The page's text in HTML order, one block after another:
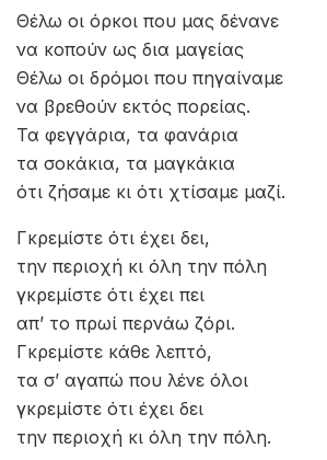
Θέλω οι όρκοι που μας δένανε
να κοπούν ως δια μαγείας
Θέλω οι δρόμοι που πηγαίναμε
να βρεθούν εκτός πορείας.
Τα φεγγάρια, τα φανάρια
τα σοκάκια, τα μαγκάκια
ότι ζήσαμε κι ότι χτίσαμε μαζί.
Γκρεμίστε ότι έχει δει,
την περιοχή κι όλη την πόλη
γκρεμίστε ότι έχει πει
απ’ το πρωί περνάω ζόρι.
Γκρεμίστε κάθε λεπτό,
τα σ’ αγαπώ που λένε όλοι
γκρεμίστε ότι έχει δει
την περιοχή κι όλη την πόλη.